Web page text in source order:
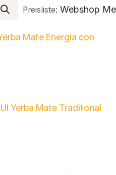
Preisliste: Webshop
Mate Energia con
Yerba Mate Traditonal